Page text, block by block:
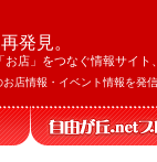
発見。
店」をつなぐ情報サイト
店情報・イベント情報を発